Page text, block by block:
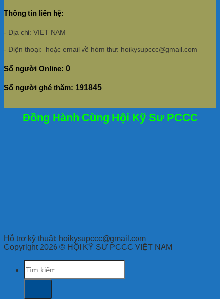
Thông tin liên hệ:
- Địa chỉ: VIET NAM
- Điện thoại: hoặc email về hòm thư: hoikysupccc@gmail.com
Số người Online: 0
Số người ghé thăm: 191845
Đồng Hành Cùng Hội Kỹ Sư PCCC
Hỗ trợ kỹ thuật: hoikysupccc@gmail.com
Copyright 2026 © HỘI KỸ SƯ PCCC VIỆT NAM
Tìm
kiếm: